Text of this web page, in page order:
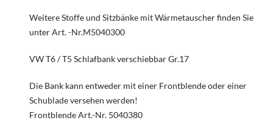
Weitere Stoffe und Sitzbänke mit Wärmetauscher finden Sie
unter Art. -Nr.M5040300
VW T6 / T5 Schlafbank verschiebbar Gr.17
Die Bank kann entweder mit einer Frontblende oder einer
Schublade versehen werden!
Frontblende Art.-Nr. 5040380